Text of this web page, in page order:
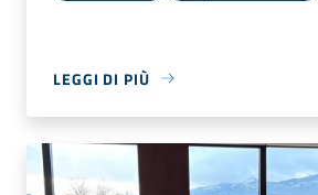
LEGGI DI PIÙ